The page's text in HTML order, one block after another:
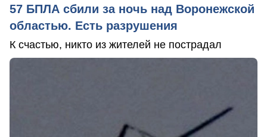
57 БПЛА сбили за ночь над Воронежской
областью. Есть разрушения
К счастью, никто из жителей не пострадал